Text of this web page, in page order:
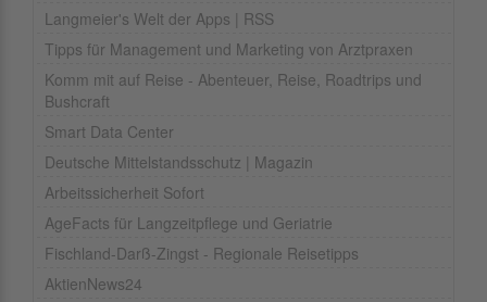
Langmeier's Welt der Apps | RSS
Tipps für Management und Marketing von Arztpraxen
Komm mit auf Reise - Abenteuer, Reise, Roadtrips und
Bushcraft
Smart Data Center
Deutsche Mittelstandsschutz | Magazin
Arbeitssicherheit Sofort
AgeFacts für Langzeitpflege und Geriatrie
Fischland-Darß-Zingst - Regionale Reisetipps
AktienNews24